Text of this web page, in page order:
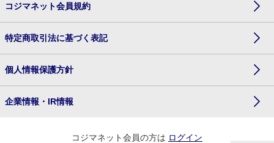
コジマネット会員規約
特定商取引法に基づく表記
個人情報保護方針
企業情報・IR情報
コジマネット会員の方は ログイン